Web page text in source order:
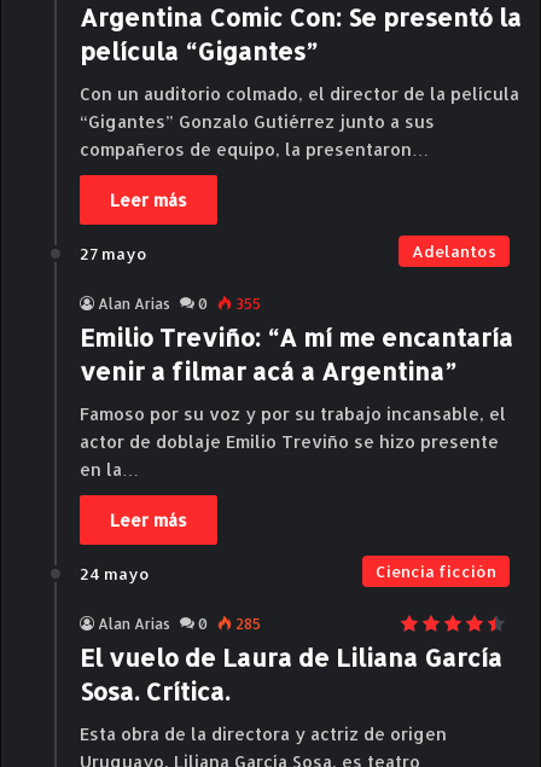
Argentina Comic Con: Se presentó la
película “Gigantes”
Con un auditorio colmado, el director de la película
“Gigantes” Gonzalo Gutiérrez junto a sus
compañeros de equipo, la presentaron…
Leer más
27 mayo Adelantos
Alan Arias 0 355
Emilio Treviño: “A mí me encantaría
venir a filmar acá a Argentina”
Famoso por su voz y por su trabajo incansable, el
actor de doblaje Emilio Treviño se hizo presente
en la…
Leer más
24 mayo Ciencia ficción
Alan Arias 0 285
El vuelo de Laura de Liliana García
Sosa. Crítica.
Esta obra de la directora y actriz de origen
Uruguayo, Liliana García Sosa, es teatro